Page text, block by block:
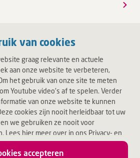
van cookies
graag relevante en actuele
aan onze website te verbeteren,
het gebruik van onze site te meten
Youtube video's af te spelen. Verder
van onze website te kunnen
cookies zijn nooit herleidbaar tot uw
we gebruiken ze nooit voor
Lees hier meer over in ons Privacy- en
te klikken, accepteert u alle
accepteren